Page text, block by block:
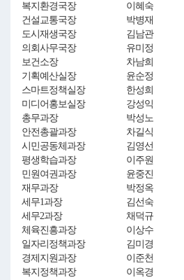
복지환경국장
이혜숙
건설교통국장
박병재
도시재생국장
김남관
의회사무국장
유미정
보건소장
차남희
기획예산실장
윤순정
스마트정책실장
한성희
미디어홍보실장
강성익
총무과장
박성노
안전총괄과장
차길식
시민공동체과장
김영선
평생학습과장
이주원
민원여권과장
윤중진
재무과장
박정옥
세무1과장
김선숙
세무2과장
채덕규
체육진흥과장
이상수
일자리정책과장
김미경
경제지원과장
이준천
복지정책과장
이옥경